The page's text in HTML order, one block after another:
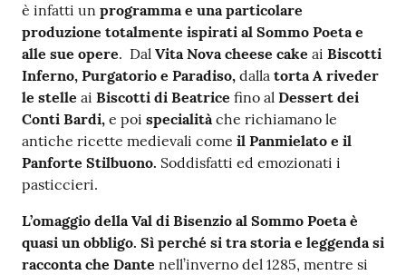
è infatti un programma e una particolare
produzione totalmente ispirati al Sommo Poeta e
alle sue opere. Dal Vita Nova cheese cake ai Biscotti
Inferno, Purgatorio e Paradiso, dalla torta A riveder
le stelle ai Biscotti di Beatrice fino al Dessert dei
Conti Bardi, e poi specialitàche richiamano le
antiche ricette medievali come il Panmielato e il
Panforte Stilbuono. Soddisfatti ed emozionati i
pasticcieri.
L’omaggio della Val di Bisenzio al Sommo Poeta è
quasi un obbligo. Sì perché si tra storia e leggenda si
racconta che Dante nell’inverno del 1285, mentre si